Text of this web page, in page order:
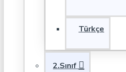
Türkçe
2.Sınıf